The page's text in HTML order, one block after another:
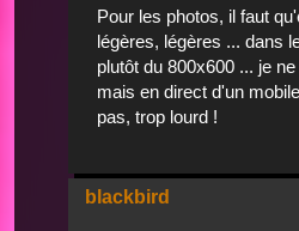
Pour les photos, il faut
légères, légères ... dans
plutôt du 800x600 ... je
mais en direct d'un
pas, trop lourd !
blackbird